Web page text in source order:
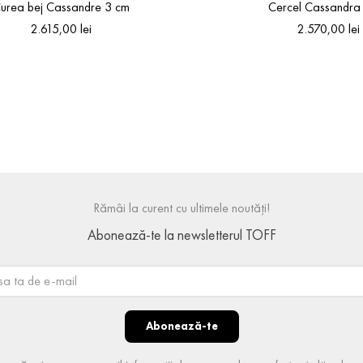
bej Cassandre 3 cm
2.615,00 lei
Cercel Cassandra
2.570,00 lei
Rămâi la curent cu ultimele noutăți!
Abonează-te la newsletterul TOFF
Abonează-te